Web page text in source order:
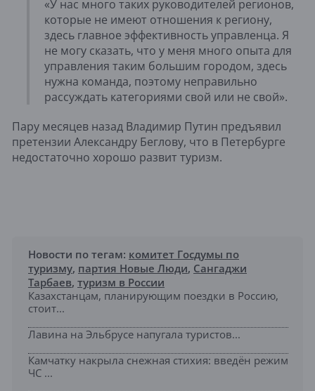
«У нас много таких руководителей регионов,
которые не имеют отношения к региону,
здесь главное эффективность управленца. Я
не могу сказать, что у меня много опыта для
управления таким большим городом, здесь
нужна команда, поэтому неправильно
рассуждать категориями свой или не свой».
Пару месяцев назад Владимир Путин предъявил
претензии Александру Беглову, что в Петербурге
недостаточно хорошо развит туризм.
Новости по тегам: комитет Госдумы по
туризму, партия Новые Люди, Сангаджи
Тарбаев, туризм в России
Казахстанцам, планирующим поездки в Россию,
стоит...
Лавина на Эльбрусе напугала туристов...
Камчатку накрыла снежная стихия: введён режим
ЧС ...